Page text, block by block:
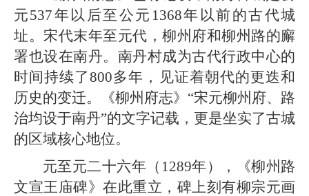
元537年以后至公元1368年以前的古代城
址。宋代末年至元代，柳州府和柳州路的廨
署也设在南丹。南丹村成为古代行政中心的
时间持续了800多年，见证着朝代的更迭和
历史的变迁。《柳州府志》“宋元柳州府、路
治均设于南丹”的文字记载，更是坐实了古城
的区域核心地位。
元至元二十六年（1289年），《柳州路
文宣王庙碑》在此重立，碑上刻有柳宗元画